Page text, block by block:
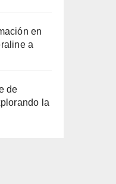
en
a
de
la